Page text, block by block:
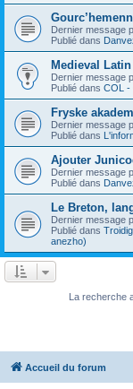
Dernier message
Publié dans
Medieval
Dernier message
Publié dans COL -
Fryske
Dernier message
Publié dans
Ajouter
Dernier message
Publié dans
Le Breton,
Dernier message
Publié dans
anezho)
La recherche
Accueil du forum